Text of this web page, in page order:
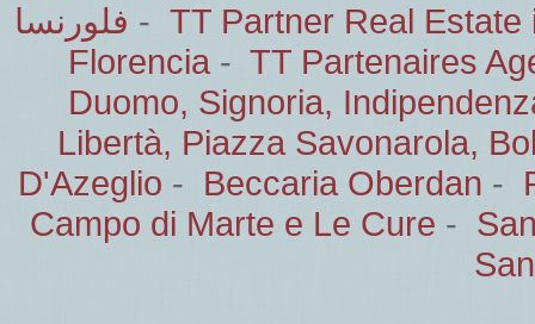
فلورنسا - TT Partner Real Estate
Florencia- TT Partenaires
Duomo, Signoria,
Libertà, Piazza Savonarola,
D'Azeglio - Beccaria Oberdan -
Campo di Marte e Le Cure -